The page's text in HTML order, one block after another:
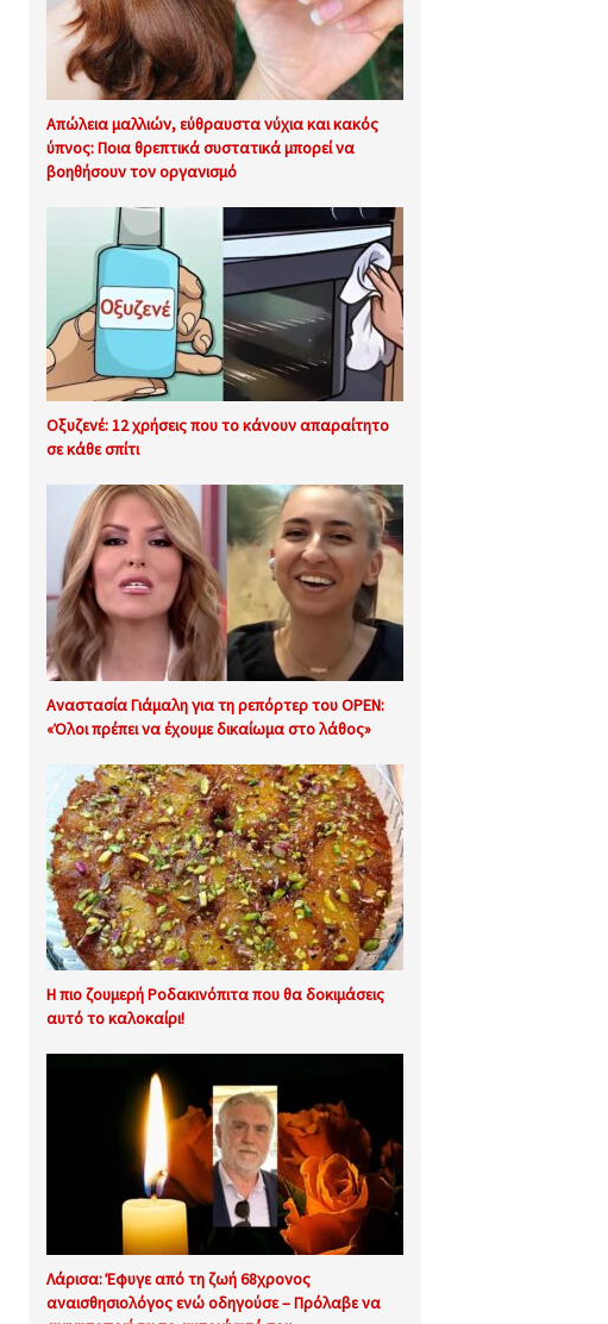
Απώλεια μαλλιών, εύθραυστα νύχια και κακός
ύπνος: Ποια θρεπτικά συστατικά μπορεί να
βοηθήσουν τον οργανισμό
Οξυζενέ: 12 χρήσεις που το κάνουν απαραίτητο
σε κάθε σπίτι
Αναστασία Γιάμαλη για τη ρεπόρτερ του OPEN:
«Όλοι πρέπει να έχουμε δικαίωμα στο λάθος»
Η πιο ζουμερή Ροδακινόπιτα που θα δοκιμάσεις
αυτό το καλοκαίρι!
Λάρισα: Έφυγε από τη ζωή 68χρονος
αναισθησιολόγος ενώ οδηγούσε – Πρόλαβε να